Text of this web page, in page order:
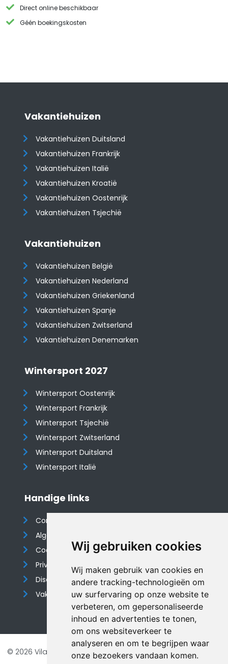
Wij gebruiken cookies
Wij maken gebruik van cookies en
andere tracking-technologieën om
uw surfervaring op onze website te
verbeteren, om gepersonaliseerde
inhoud en advertenties te tonen,
om ons websiteverkeer te
analyseren en om te begrijpen waar
onze bezoekers vandaan komen.
Direct online beschikbaar
Géén boekingskosten
Vakantiehuizen
Vakantiehuizen Duitsland
Vakantiehuizen Frankrijk
Vakantiehuizen Italië
Vakantiehuizen Kroatië
​​​​​​​Vakantiehuizen Oostenrijk
Vakantiehuizen Tsjechië
Vakantiehuizen
Vakantiehuizen België
Vakantiehuizen Nederland
Vakantiehuizen Griekenland
Vakantiehuizen Spanje
​​​​​​​Vakantiehuizen Zwitserland
Vakantiehuizen Denemarken
Wintersport 2027
Wintersport Oostenrijk
Wintersport Frankrijk
Wintersport Tsjechië
Wintersport Zwitserland
Wintersport Duitsland
Wintersport Italië
Handige links
Contact
Algemene voorwaarden
Cookieverklaring
Privacyverklaring
Disclaimer
Vakantiehuis website
© 2026 Vilando Vakantiehuizen |Website door FalcoTravel